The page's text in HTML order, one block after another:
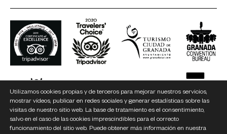
Utilizamos cookies propias y de terceros para mejorar nuestros servicios,
mostrar vídeos, publicar en redes sociales y generar estadísticas sobre las
visitas de nuestro sitio web. La base de tratamiento es el consentimiento,
salvo en el caso de las cookies imprescindibles para el correcto
funcionamiento del sitio web. Puede obtener más información en nuestra